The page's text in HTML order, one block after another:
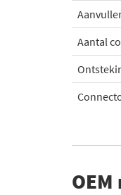
Aantal